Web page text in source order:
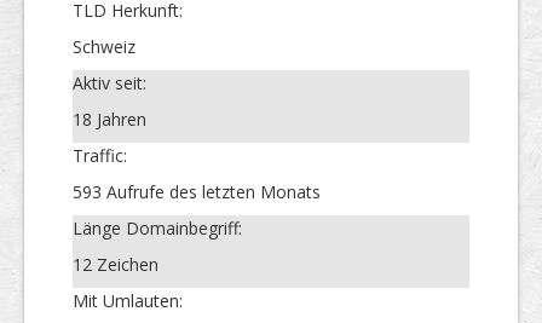
TLD Herkunft:
Schweiz
Aktiv seit:
18 Jahren
Traffic:
593 Aufrufe des letzten Monats
Länge Domainbegriff:
12 Zeichen
Mit Umlauten: